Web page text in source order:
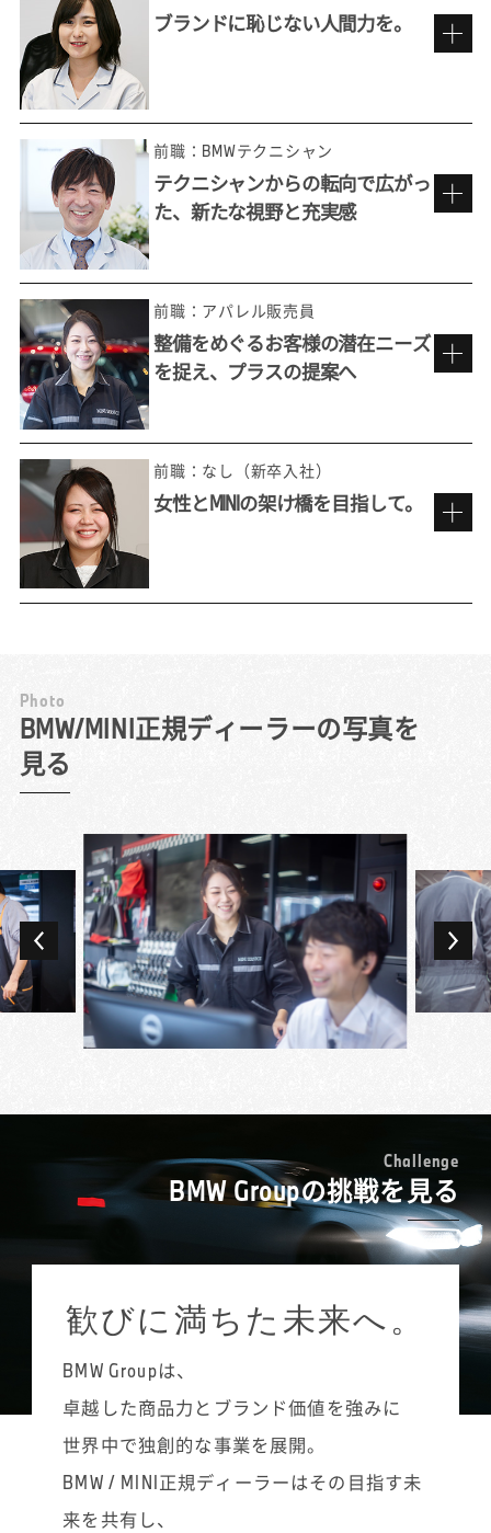
車が好き、人が好き。だから楽しめる仕事
昔から車好きで、特に欧州車ディーラーで働
きたくて選んだ仕事ですが、実は当初、一般
に「フロント」と呼ばれる業務がディーラー
にあることを知りませんでした。漠然と販売
職のイメージを持って応募したものの、面接
で詳しく話を聞いて、お客様の修理・点検の
依頼に対応し、テクニシャン（整備士）との
味が深まりましたね。
対応件数は日によってまちまちですが、週末
には10組近いお客様をご案内することも。点
様々な車種やバラエティに富んだお客様と
日々接することができるため、「車が好き
で、人が好き」という人には非常におもしろ
い環境だと思います。
ブランドに恥じない人間力を。
BMWを背負うブランド・アンバサダー
として。
居振る舞いをするように心掛けています。仕
事中はもちろん、たとえば仕事帰りにコンビ
ニに立ち寄ったときも、常にBMWのブラン
ド・イメージを崩さないよう意識しています
業務でもプレミアムなお客様にふさわしいサ
ービスが必要です。言葉遣いや立ち居振る舞
いでもお手本のようなお客様がたくさんいら
っしゃいますので、日々勉強させていただい
ています。ただし、誰にでも同じ対応が良い
とは限りません。ブランドといっても、人対
人のお仕事です。フランクな対応を好むお客
様には、節度は保ちつつ柔らかく接するな
ど、お客様に合わせた接遇を意識していま
れしいことも多々あります。
前職：BMWテクニシャン
テクニシャンからの転向で広がっ
た、新たな視野と充実感
充実した研修のもと、初めての接客へ
11年間、BMW Group正規ディーラーでテクニシ
ャンを務め、3年前に「お客様に直接関わる仕
ドバイザーに転向しました。整備士からの転
職者は多い職種ながら、当初はやはり感覚の
違いが大きかったですね。目の前にある車に
全力を注ぐテクニシャンとは異なり、サービ
ス・アドバイザーに必要なのは店舗全体の動
きを捉えていく目です。作業場の混み状況を
見ながら入庫スケジュールを組み立てたり、
同時進行している複数の案件を把握して、お
客様に連絡を取ったりといったことが欠かせ
えてくれました。お客様とのコミュニケーシ
ョンのとり方や電話対応の基本など、ロール
プレイングを中心にした実践的なプログラム
を受講することで、安心して新たなスタート
が切れたと思います。
前職：アパレル販売員
整備をめぐるお客様の潜在ニーズ
を捉え、プラスの提案へ
前職での販売員としての経験を活かして
大好きなMINIのディーラーで働きたい！と以
前から転職先を探していて、求人を見つけて
迷わず申し込んだのが現在の職場です。点
検・車検などの入庫受付や予約調整、サービ
ス部門での電話対応を担当しています。
点検や車検では基本的な項目は決まっている
めて対応させていただくお客様であっても、
整備履歴などをあらかじめ確認しておき、
「前に修理されたこの部分は、その後いかが
ですか？」など会話を広げていきます。1対1の
接客でどうアプローチし、お客様との距離を
点でもあります。タイヤ交換やボディコーテ
ィングなど、その時々の店舗での注力ポイン
トを意識しながら、販売促進につなげていき
ます。
前職：なし（新卒入社）
女性とMINIの架け橋を目指して。
MINIを求める女性客の頼れる存在に。
ランドです。クルマについては詳しくないと
いそうな男性のベテランスタッフよりも、私
のほうが気軽に相談できるとおっしゃる方も
たくさんいます。女性のお客様にご説明する
際には、女性でなければ気づかないこともあ
ると思うので、MINIのサービス・アドバイザ
じていますね。私自身、MINIのゴーカート・
フィーリングにはまっていて、MINIが大好き
なので、「どういう装備にしたらいい？」と
か、「何色がいいと思う？」といったご相談
には自分のクルマのように楽しくお話させて
いただいています。
事故や故障の際に「どうしたらいいかわから
Photo
BMW/MINI正規ディーラーの写真を
見る
Challenge
BMW Groupの挑戦を見る
歓びに満ちた未来へ。
BMW Groupは、
卓越した商品力とブランド価値を強みに
世界中で独創的な事業を展開。
BMW / MINI正規ディーラーはその目指す未
来を共有し、